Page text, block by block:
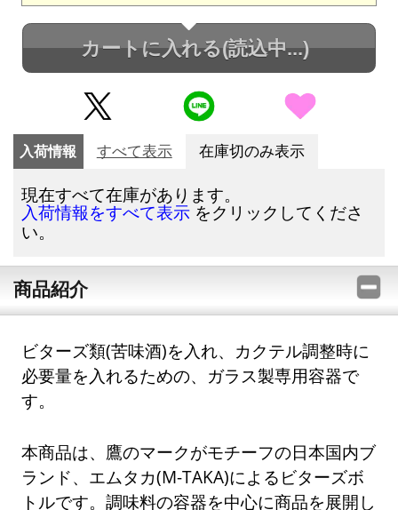
カートに入れる(読込中...)
入荷情報 すべて表示 在庫切のみ表示
現在すべて在庫があります。
入荷情報をすべて表示 をクリックしてくださ
い。
商品紹介
ビターズ類(苦味酒)を入れ、カクテル調整時に
必要量を入れるための、ガラス製専用容器で
す。
本商品は、鷹のマークがモチーフの日本国内ブ
ランド、エムタカ(M-TAKA)によるビターズボ
トルです。調味料の容器を中心に商品を展開し